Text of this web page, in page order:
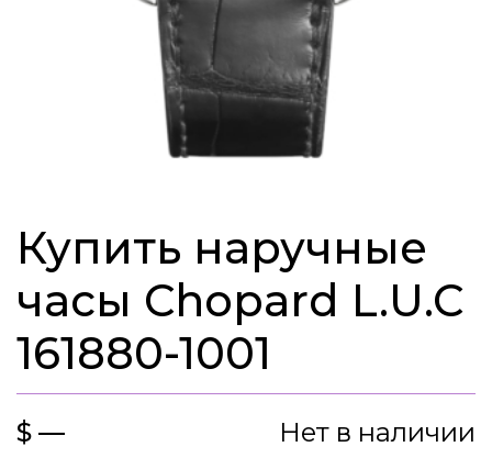
Купить наручные
часы Chopard L.U.C
161880-1001
$ — Нет в наличии